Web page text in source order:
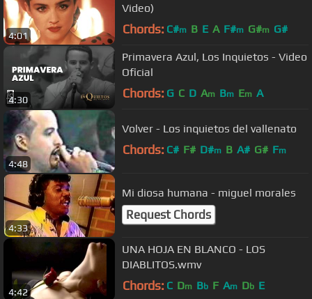
4:01
Video)
Chords: C#m B E A F#m G#m G#
4:30
Primavera Azul, Los Inquietos - Video
Oficial
Chords: G C D Am Bm Em A
4:48
Volver - Los inquietos del vallenato
Chords: C# F# D#m B A# G# Fm
4:33
Mi diosa humana - miguel morales
Request Chords
4:42
UNA HOJA EN BLANCO - LOS
DIABLITOS.wmv
Chords: C Dm Bb F Am Db E